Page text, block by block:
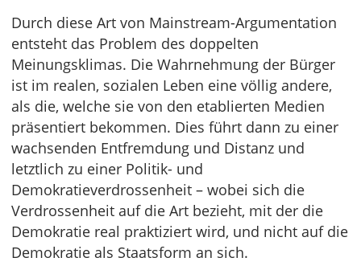
Durch diese Art von Mainstream-Argumentation
entsteht das Problem des doppelten
Meinungsklimas. Die Wahrnehmung der Bürger
ist im realen, sozialen Leben eine völlig andere,
als die, welche sie von den etablierten Medien
präsentiert bekommen. Dies führt dann zu einer
wachsenden Entfremdung und Distanz und
letztlich zu einer Politik- und
Demokratieverdrossenheit – wobei sich die
Verdrossenheit auf die Art bezieht, mit der die
Demokratie real praktiziert wird, und nicht auf die
Demokratie als Staatsform an sich.